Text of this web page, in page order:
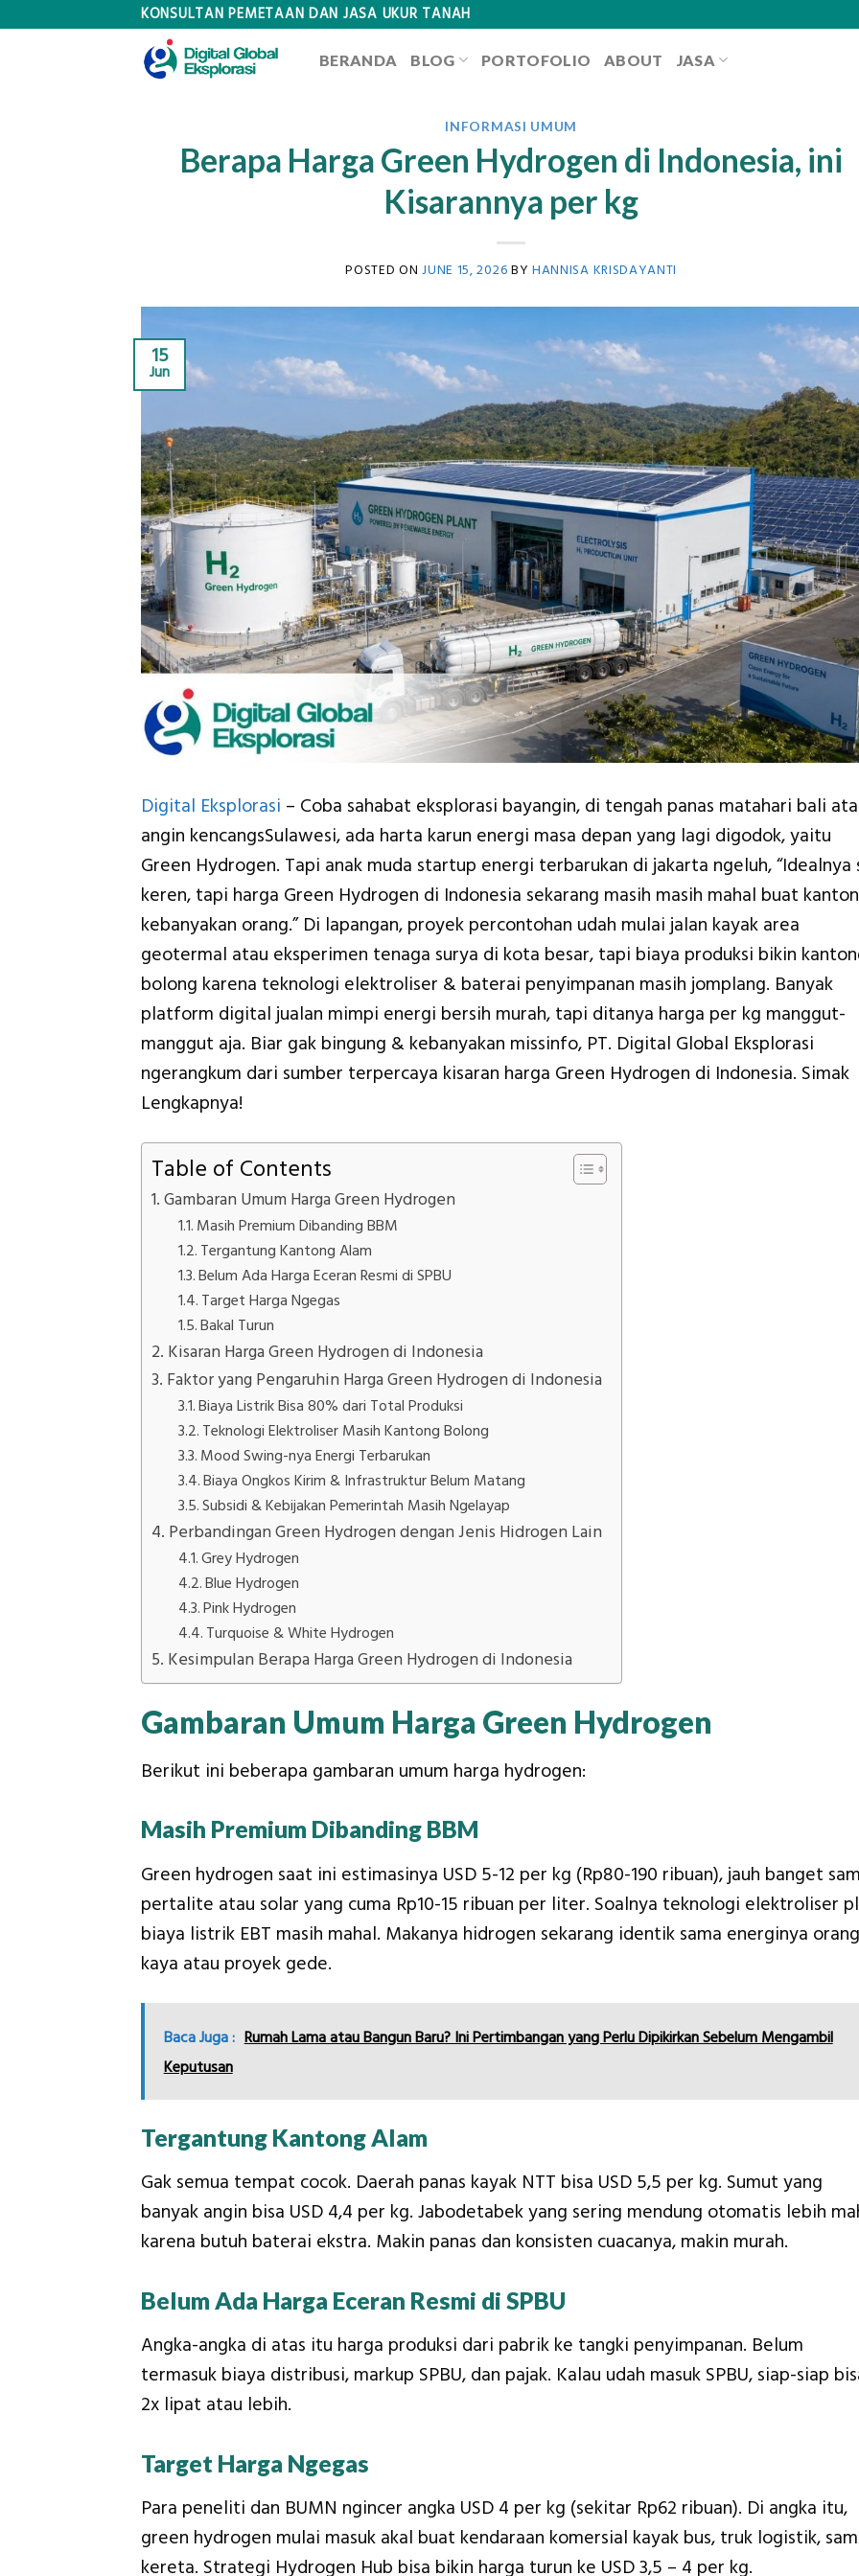
KONSULTAN PEMETAAN DAN JASA UKUR TANAH
BERANDA BLOG PORTOFOLIO ABOUT JASA
INFORMASI UMUM
Berapa Harga Green Hydrogen di Indonesia, ini
Kisarannya per kg
POSTED ONJUNE 15, 2026 BYHANNISA KRISDAYANTI
15
Jun
Digital Eksplorasi – Coba sahabat eksplorasi bayangin, di tengah panas matahari bali
angin kencangsSulawesi, ada harta karun energi masa depan yang lagi digodok, yaitu
Green Hydrogen. Tapi anak muda startup energi terbarukan di jakarta ngeluh, “Idealnya
keren, tapi harga Green Hydrogen di Indonesia sekarang masih masih mahal buat
kebanyakan orang.” Di lapangan, proyek percontohan udah mulai jalan kayak area
geotermal atau eksperimen tenaga surya di kota besar, tapi biaya produksi bikin
bolong karena teknologi elektroliser & baterai penyimpanan masih jomplang. Banyak
platform digital jualan mimpi energi bersih murah, tapi ditanya harga per kg manggut-
manggut aja. Biar gak bingung & kebanyakan missinfo, PT. Digital Global Eksplorasi
ngerangkum dari sumber terpercaya kisaran harga Green Hydrogen di Indonesia. Simak
Lengkapnya!
Table of Contents
Gambaran Umum Harga Green Hydrogen
Masih Premium Dibanding BBM
Tergantung Kantong Alam
Belum Ada Harga Eceran Resmi di SPBU
Target Harga Ngegas
Bakal Turun
Kisaran Harga Green Hydrogen di Indonesia
Faktor yang Pengaruhin Harga Green Hydrogen di Indonesia
Biaya Listrik Bisa 80% dari Total Produksi
Teknologi Elektroliser Masih Kantong Bolong
Mood Swing-nya Energi Terbarukan
Biaya Ongkos Kirim & Infrastruktur Belum Matang
Subsidi & Kebijakan Pemerintah Masih Ngelayap
Perbandingan Green Hydrogen dengan Jenis Hidrogen Lain
Grey Hydrogen
Blue Hydrogen
Pink Hydrogen
Turquoise & White Hydrogen
Kesimpulan Berapa Harga Green Hydrogen di Indonesia
Gambaran Umum Harga Green Hydrogen
Berikut ini beberapa gambaran umum harga hydrogen:
Masih Premium Dibanding BBM
Green hydrogen saat ini estimasinya USD 5-12 per kg (Rp80-190 ribuan), jauh banget
pertalite atau solar yang cuma Rp10-15 ribuan per liter. Soalnya teknologi elektroliser
biaya listrik EBT masih mahal. Makanya hidrogen sekarang identik sama energinya orang
kaya atau proyek gede.
Baca Juga : Rumah Lama atau Bangun Baru? Ini Pertimbangan yang Perlu Dipikirkan Sebelum Mengambil
Keputusan
Tergantung Kantong Alam
Gak semua tempat cocok. Daerah panas kayak NTT bisa USD 5,5 per kg. Sumut yang
banyak angin bisa USD 4,4 per kg. Jabodetabek yang sering mendung otomatis lebih
karena butuh baterai ekstra. Makin panas dan konsisten cuacanya, makin murah.
Belum Ada Harga Eceran Resmi di SPBU
Angka-angka di atas itu harga produksi dari pabrik ke tangki penyimpanan. Belum
termasuk biaya distribusi, markup SPBU, dan pajak. Kalau udah masuk SPBU, siap-siap
2x lipat atau lebih.
Target Harga Ngegas
Para peneliti dan BUMN ngincer angka USD 4 per kg (sekitar Rp62 ribuan). Di angka itu,
green hydrogen mulai masuk akal buat kendaraan komersial kayak bus, truk logistik,
kereta. Strategi Hydrogen Hub bisa bikin harga turun ke USD 3,5 – 4 per kg.